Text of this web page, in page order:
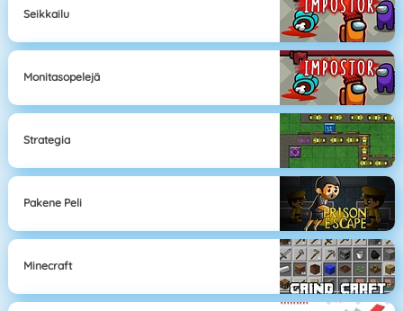
Seikkailu
Monitasopelejä
Strategia
Pakene Peli
Minecraft